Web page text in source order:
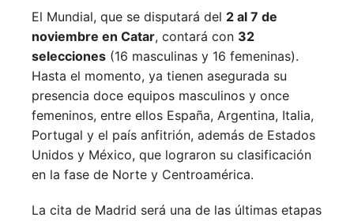
El Mundial, que se disputará del 2 al 7 de
noviembre en Catar, contará con 32
selecciones (16 masculinas y 16 femeninas).
Hasta el momento, ya tienen asegurada su
presencia doce equipos masculinos y once
femeninos, entre ellos España, Argentina, Italia,
Portugal y el país anfitrión, además de Estados
Unidos y México, que lograron su clasificación
en la fase de Norte y Centroamérica.
La cita de Madrid será una de las últimas etapas